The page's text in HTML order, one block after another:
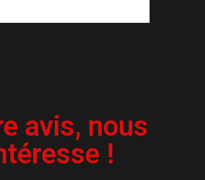
avis, nous
!